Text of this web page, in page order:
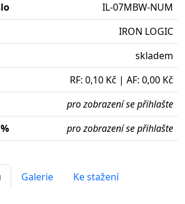
IL-07MBW-NUM
IRON LOGIC
skladem
RF: 0,10 Kč | AF: 0,00 Kč
pro zobrazení se přihlašte
pro zobrazení se přihlašte
Galerie
Ke stažení